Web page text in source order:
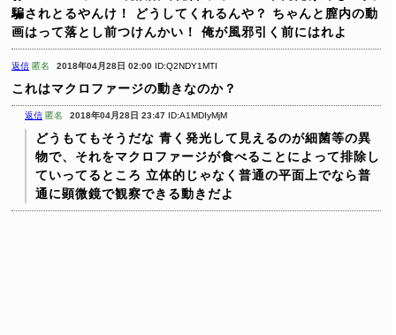
騙されとるやんけ！
どうしてくれるんや？
ちゃんと膣内の動
画はって落とし前つけんかい！
俺が風邪引く前にはれよ
返信 匿名 2018年04月28日 02:00 ID:Q2NDY1MTI
これはマクロファージの動きなのか？
返信 匿名 2018年04月28日 23:47 ID:A1MDIyMjM
どうもてもそうだな 青く発光して見えるのが細菌等の異
物で、それをマクロファージが食べることによって排除し
ていってるところ 立体的じゃなく普通の平面上でなら普
通に顕微鏡で観察できる動きだよ